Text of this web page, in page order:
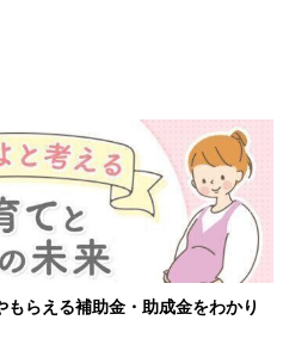
らえる補助金・助成金をわかり